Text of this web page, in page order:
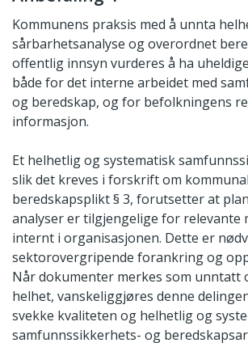
Kommunens praksis med å unnta
sårbarhetsanalyse og overordnet
offentlig innsyn vurderes å ha
både for det interne arbeidet med
og beredskap, og for befolkningens
informasjon.
Et helhetlig og systematisk
slik det kreves i forskrift om kommunal
beredskapsplikt § 3, forutsetter at
analyser er tilgjengelige for relevante
internt i organisasjonen. Dette er
sektorovergripende forankring og
Når dokumenter merkes som unntatt
helhet, vanskeliggjøres denne
svekke kvaliteten og helhetlig og
samfunnssikkerhets- og